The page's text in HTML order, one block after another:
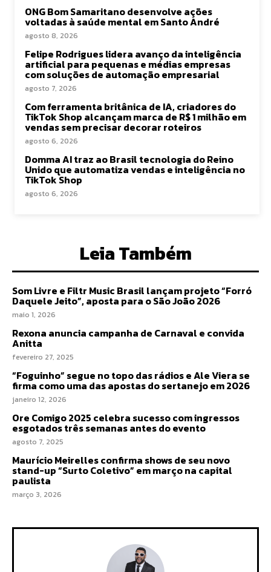
ONG Bom Samaritano desenvolve ações
voltadas à saúde mental em Santo André
agosto 8, 2026
Felipe Rodrigues lidera avanço da inteligência
artificial para pequenas e médias empresas
com soluções de automação empresarial
agosto 7, 2026
Com ferramenta britânica de IA, criadores do
TikTok Shop alcançam marca de R$ 1 milhão em
vendas sem precisar decorar roteiros
agosto 6, 2026
Domma AI traz ao Brasil tecnologia do Reino
Unido que automatiza vendas e inteligência no
TikTok Shop
agosto 6, 2026
Leia Também
Som Livre e Filtr Music Brasil lançam projeto “Forró
Daquele Jeito”, aposta para o São João 2026
maio 1, 2026
Rexona anuncia campanha de Carnaval e convida
Anitta
fevereiro 27, 2025
“Foguinho” segue no topo das rádios e Ale Viera se
firma como uma das apostas do sertanejo em 2026
janeiro 12, 2026
Ore Comigo 2025 celebra sucesso com ingressos
esgotados três semanas antes do evento
agosto 7, 2025
Maurício Meirelles confirma shows de seu novo
stand-up “Surto Coletivo” em março na capital
paulista
março 3, 2026